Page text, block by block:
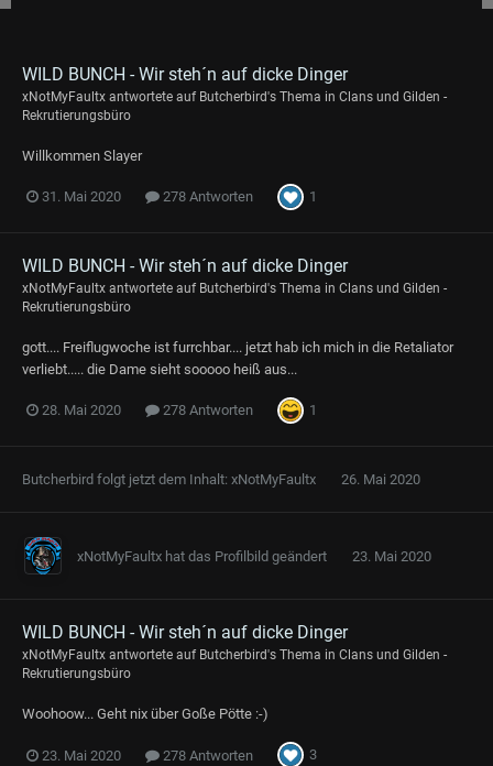
WILD BUNCH - Wir steh´n auf dicke Dinger
xNotMyFaultx antwortete auf Butcherbird's Thema in Clans und Gilden -
Rekrutierungsbüro
Willkommen Slayer
31. Mai 2020 278 Antworten 1
WILD BUNCH - Wir steh´n auf dicke Dinger
xNotMyFaultx antwortete auf Butcherbird's Thema in Clans und Gilden -
Rekrutierungsbüro
gott.... Freiflugwoche ist furrchbar.... jetzt hab ich mich in die Retaliator
verliebt..... die Dame sieht sooooo heiß aus...
28. Mai 2020 278 Antworten 1
Butcherbird folgt jetzt dem Inhalt: xNotMyFaultx 26. Mai 2020
xNotMyFaultx hat das Profilbild geändert 23. Mai 2020
WILD BUNCH - Wir steh´n auf dicke Dinger
xNotMyFaultx antwortete auf Butcherbird's Thema in Clans und Gilden -
Rekrutierungsbüro
Woohoow... Geht nix über Goße Pötte :-)
23. Mai 2020 278 Antworten 3